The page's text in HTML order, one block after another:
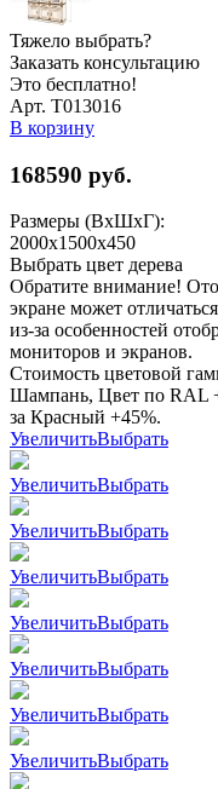
Тяжело выбрать?
Заказать консультацию
Это бесплатно!
Арт. Т013016
В корзину
168590 руб.
Размеры (ВхШхГ):
2000x1500x450
Выбрать цвет дерева
Обратите внимание!
экране может
из-за особенностей
мониторов и экранов.
Стоимость цветовой
Шампань, Цвет по RAL
за Красный +45%.
УвеличитьВыбрать
УвеличитьВыбрать
УвеличитьВыбрать
УвеличитьВыбрать
УвеличитьВыбрать
УвеличитьВыбрать
УвеличитьВыбрать
УвеличитьВыбрать